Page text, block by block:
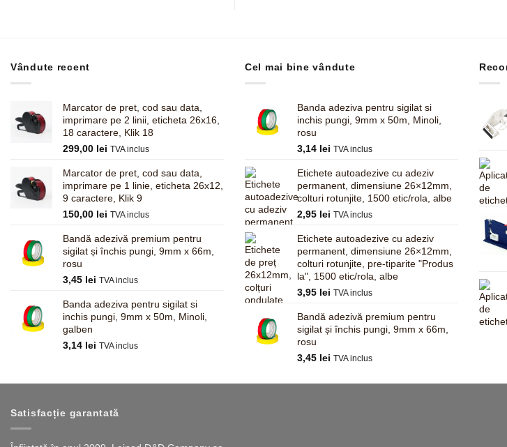
Vândute recent
Marcator de pret, cod sau data,
imprimare pe 2 linii, eticheta 26x16,
18 caractere, Klik 18
299,00 lei TVA inclus
Marcator de pret, cod sau data,
imprimare pe 1 linie, eticheta 26x12,
9 caractere, Klik 9
150,00 lei TVA inclus
Bandă adezivă premium pentru
sigilat și închis pungi, 9mm x 66m,
rosu
3,45 lei TVA inclus
Banda adeziva pentru sigilat si
inchis pungi, 9mm x 50m, Minoli,
galben
3,14 lei TVA inclus
Cel mai bine vândute
Banda adeziva pentru sigilat si
inchis pungi, 9mm x 50m, Minoli,
rosu
3,14 lei TVA inclus
Etichete autoadezive cu adeziv
permanent, dimensiune 26×12mm,
colturi rotunjite, 1500 etic/rola, albe
2,95 lei TVA inclus
Etichete autoadezive cu adeziv
permanent, dimensiune 26×12mm,
colturi rotunjite, pre-tiparite "Produs
la", 1500 etic/rola, albe
3,95 lei TVA inclus
Bandă adezivă premium pentru
sigilat și închis pungi, 9mm x 66m,
rosu
3,45 lei TVA inclus
Satisfacție garantată